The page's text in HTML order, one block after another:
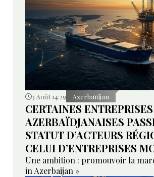
3 Août 14:29 Azerbaïdjan
CERTAINES ENTREPRISES
AZERBAÏDJANAISES
STATUT D’ACTEURS
CELUI D’ENTREPRISES
Une ambition : promouvoir la
in Azerbaijan »